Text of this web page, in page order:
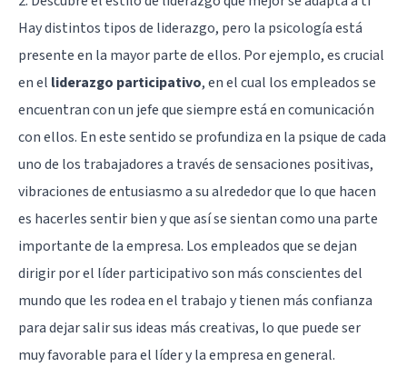
Hay distintos tipos de liderazgo, pero la psicología está
presente en la mayor parte de ellos. Por ejemplo, es crucial
en el liderazgo participativo, en el cual los empleados se
encuentran con un jefe que siempre está en comunicación
con ellos. En este sentido se profundiza en la psique de cada
uno de los trabajadores a través de sensaciones positivas,
vibraciones de entusiasmo a su alrededor que lo que hacen
es hacerles sentir bien y que así se sientan como una parte
importante de la empresa. Los empleados que se dejan
dirigir por el líder participativo son más conscientes del
mundo que les rodea en el trabajo y tienen más confianza
para dejar salir sus ideas más creativas, lo que puede ser
muy favorable para el líder y la empresa en general.